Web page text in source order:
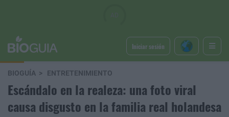
Iniciar sesión
BIOGUÍA ENTRETENIMIENTO
Escándalo en la realeza: una foto viral
causa disgusto en la familia real holandesa